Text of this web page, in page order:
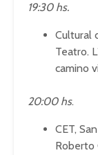
19:30 hs.
Cultural
Teatro.
camino
20:00 hs.
CET,
Roberto